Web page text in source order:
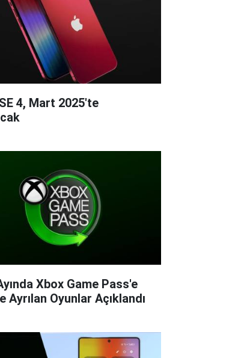
4, Mart 2025'te
Xbox Game Pass'e
Ayrılan Oyunlar Açıklandı